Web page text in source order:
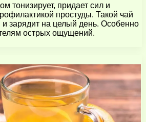
тонизирует, придает сил и
простуды. Такой чай
и зарядит на целый день. Особенно
острых ощущений.